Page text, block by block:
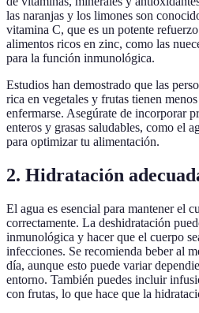
las naranjas y los limones son
vitamina C, que es un potente
alimentos ricos en zinc, como las
para la función inmunológica.
Estudios han demostrado que las
rica en vegetales y frutas tienen
enfermarse. Asegúrate de incorporar
enteros y grasas saludables, como el
para optimizar tu alimentación.
2. Hidratación
El agua es esencial para mantener el
correctamente. La deshidratación
inmunológica y hacer que el cuerpo
infecciones. Se recomienda beber al
día, aunque esto puede variar
entorno. También puedes incluir
con frutas, lo que hace que la